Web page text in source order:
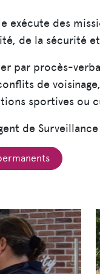
exécute des
de la sécurité
par procès-
de
sportives ou
de